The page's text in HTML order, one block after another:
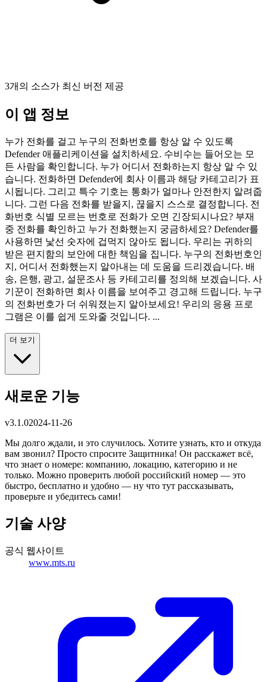
3개의 소스가 최신 버전 제공
이 앱 정보
누가 전화를 걸고 누구의 전화번호를 항상 알 수 있도록
Defender 애플리케이션을 설치하세요. 수비수는 들어오는 모
든 사람을 확인합니다. 누가 어디서 전화하는지 항상 알 수 있
습니다. 전화하면 Defender에 회사 이름과 해당 카테고리가 표
시됩니다. 그리고 특수 기호는 통화가 얼마나 안전한지 알려줍
니다. 그런 다음 전화를 받을지, 끊을지 스스로 결정합니다. 전
화번호 식별 모르는 번호로 전화가 오면 긴장되시나요? 부재
중 전화를 확인하고 누가 전화했는지 궁금하세요? Defender를
사용하면 낯선 숫자에 겁먹지 않아도 됩니다. 우리는 귀하의
받은 편지함의 보안에 대한 책임을 집니다. 누구의 전화번호인
지, 어디서 전화했는지 알아내는 데 도움을 드리겠습니다. 배
송, 은행, 광고, 설문조사 등 카테고리를 정의해 보겠습니다. 사
기꾼이 전화하면 회사 이름을 보여주고 경고해 드립니다. 누구
의 전화번호가 더 쉬워졌는지 알아보세요! 우리의 응용 프로
그램은 이를 쉽게 도와줄 것입니다. ...
더 보기
새로운 기능
v3.1.02024-11-26
Мы долго ждали, и это случилось. Хотите узнать, кто и откуда
вам звонил? Просто спросите Защитника! Он расскажет всё,
что знает о номере: компанию, локацию, категорию и не
только. Можно проверить любой российский номер — это
быстро, бесплатно и удобно — ну что тут рассказывать,
проверьте и убедитесь сами!
기술 사양
공식 웹사이트
www.mts.ru